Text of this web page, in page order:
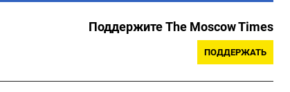
Поддержите The Moscow Times
ПОДДЕРЖАТЬ